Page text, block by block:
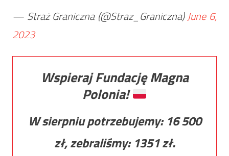
— Straż Graniczna (@Straz_Graniczna)June 6,
2023
Wspieraj Fundację Magna
Polonia!
W sierpniu potrzebujemy: 16 500
zł, zebraliśmy: 1351zł.